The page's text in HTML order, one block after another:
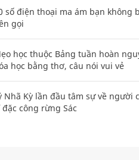
số điện thoại ma ám bạn không
gọi
học thuộc Bảng tuần hoàn
học bằng thơ, câu nói vui vẻ
Nhã Kỳ lần đầu tâm sự về người
đặc công rừng Sác